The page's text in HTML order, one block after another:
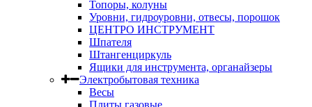
Топоры, колуны
Уровни, гидроуровни, отвесы, порошок
ЦЕНТРО ИНСТРУМЕНТ
Шпателя
Штангенциркуль
Ящики для инструмента, органайзеры
Электробытовая техника
Весы
Плиты газовые